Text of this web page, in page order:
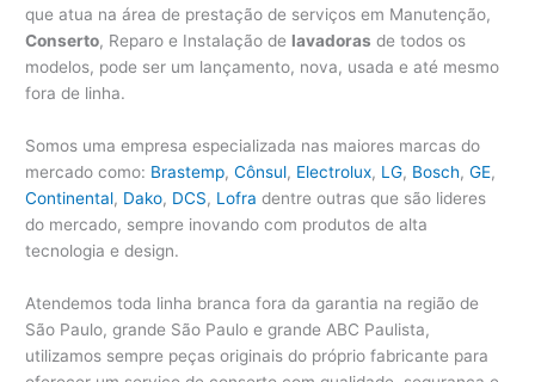
que atua na área de prestação de serviços em Manutenção,
Conserto, Reparo e Instalação de lavadoras de todos os
modelos, pode ser um lançamento, nova, usada e até mesmo
fora de linha.
Somos uma empresa especializada nas maiores marcas do
mercado como: Brastemp,Cônsul, Electrolux, LG, Bosch,GE,
Continental, Dako, DCS, Lofra dentre outras que são lideres
do mercado, sempre inovando com produtos de alta
tecnologia e design.
Atendemos toda linha branca fora da garantia na região de
São Paulo, grande São Paulo e grande ABC Paulista,
utilizamos sempre peças originais do próprio fabricante para